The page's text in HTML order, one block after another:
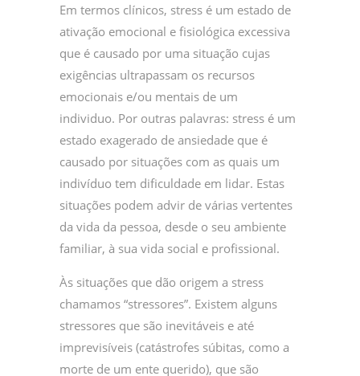
Em termos clínicos, stress é um estado de
ativação emocional e fisiológica excessiva
que é causado por uma situação cujas
exigências ultrapassam os recursos
emocionais e/ou mentais de um
individuo. Por outras palavras: stress é um
estado exagerado de ansiedade que é
causado por situações com as quais um
indivíduo tem dificuldade em lidar. Estas
situações podem advir de várias vertentes
da vida da pessoa, desde o seu ambiente
familiar, à sua vida social e profissional.
Às situações que dão origem a stress
chamamos “stressores”. Existem alguns
stressores que são inevitáveis e até
imprevisíveis (catástrofes súbitas, como a
morte de um ente querido), que são